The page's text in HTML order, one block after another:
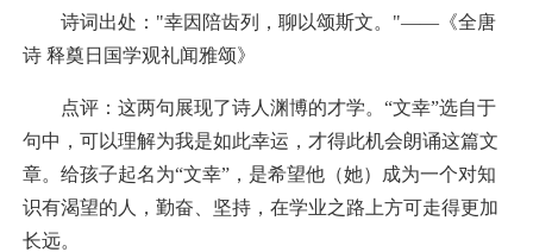
诗词出处："幸因陪齿列，聊以颂斯文。"——《全唐
诗 释奠日国学观礼闻雅颂》
点评：这两句展现了诗人渊博的才学。“文幸”选自于
句中，可以理解为我是如此幸运，才得此机会朗诵这篇文
章。给孩子起名为“文幸”，是希望他（她）成为一个对知
识有渴望的人，勤奋、坚持，在学业之路上方可走得更加
长远。